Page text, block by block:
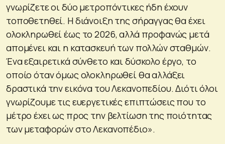
γνωρίζετε οι δύο μετροπόντικες ήδη έχουν
τοποθετηθεί. Η διάνοιξη της σήραγγας θα έχει
ολοκληρωθεί έως το 2026, αλλά προφανώς μετά
απομένει και η κατασκευή των πολλών σταθμών.
Ένα εξαιρετικά σύνθετο και δύσκολο έργο, το
οποίο όταν όμως ολοκληρωθεί θα αλλάξει
δραστικά την εικόνα του Λεκανοπεδίου. Διότι όλοι
γνωρίζουμε τις ευεργετικές επιπτώσεις που το
μέτρο έχει ως προς την βελτίωση της ποιότητας
των μεταφορών στο Λεκανοπέδιο».